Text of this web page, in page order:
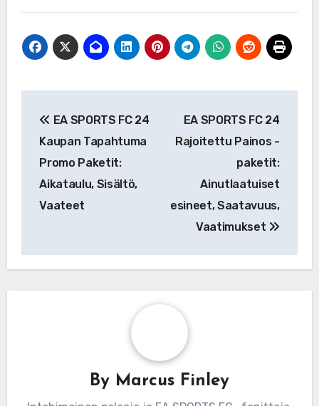
navigation
EA SPORTS FC 24
Kaupan Tapahtuma
Promo Paketit:
Aikataulu, Sisältö,
Vaateet
EA SPORTS FC 24
Rajoitettu Painos -
paketit:
Ainutlaatuiset
esineet, Saatavuus,
Vaatimukset
By Marcus Finley